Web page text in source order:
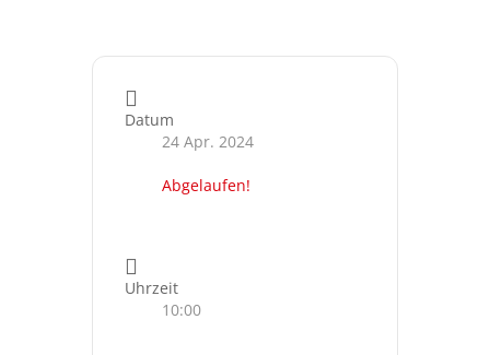
Datum
24 Apr. 2024
Abgelaufen!
Uhrzeit
10:00